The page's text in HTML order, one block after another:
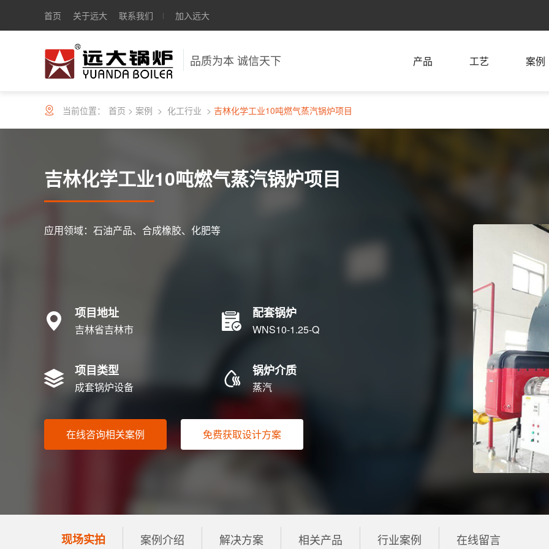
首页 关于远大 联系我们 加入远大
品质为本 诚信天下 产品 工艺 案例
当前位置： 首页 > 案例 > 化工行业 > 吉林化学工业10吨燃气蒸汽锅炉项目
吉林化学工业10吨燃气蒸汽锅炉项目
应用领域：石油产品、合成橡胶、化肥等
项目地址
吉林省吉林市
配套锅炉
WNS10-1.25-Q
项目类型
成套锅炉设备
锅炉介质
蒸汽
在线咨询相关案例 免费获取设计方案
现场实拍 案例介绍 解决方案 相关产品 行业案例 在线留言